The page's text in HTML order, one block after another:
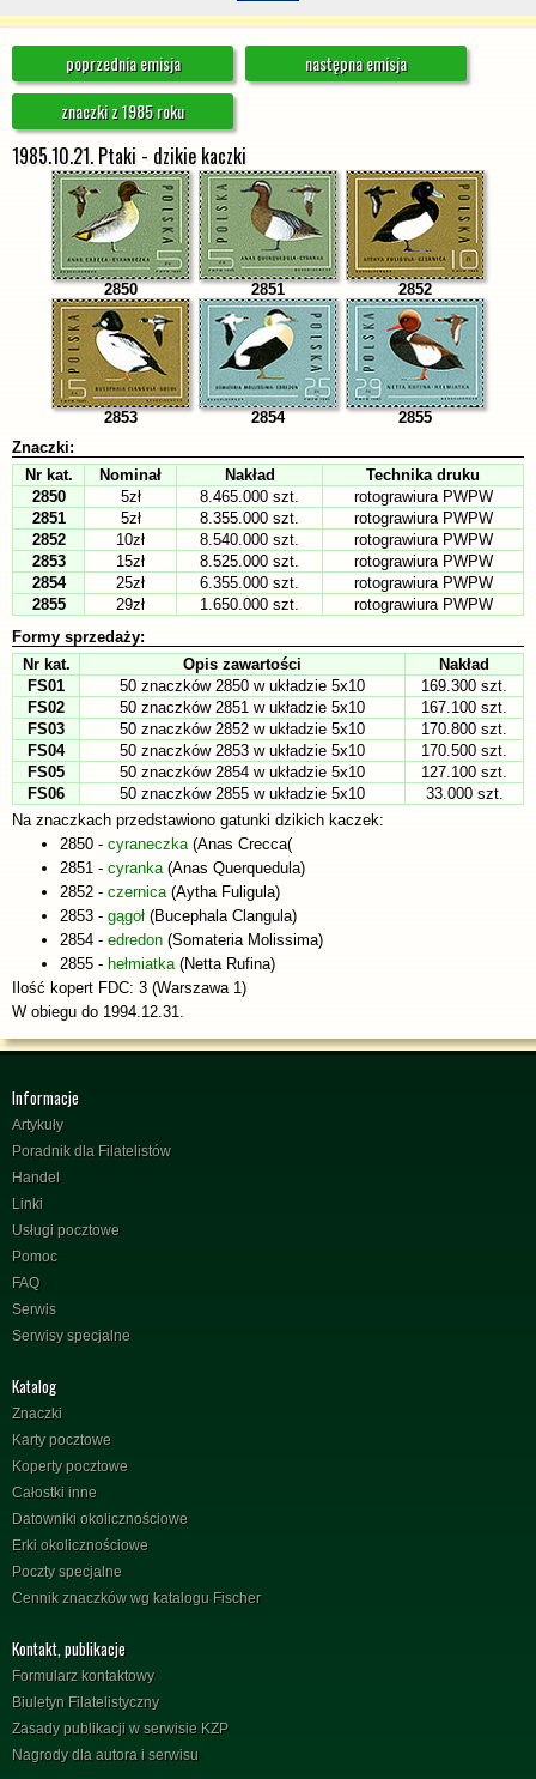
poprzednia emisja
następna emisja
znaczki z 1985 roku
1985.10.21. Ptaki - dzikie kaczki
2850 2851 2852
2853 2854
2855
Znaczki:
Nr kat.
Nominał Nakład
Technika druku
2850
5zł 8.465.000 szt.
rotograwiura PWPW
2851
5zł 8.355.000 szt.
rotograwiura PWPW
2852
10zł 8.540.000 szt.
rotograwiura PWPW
2853
15zł 8.525.000 szt.
rotograwiura PWPW
2854
25zł 6.355.000 szt.
rotograwiura PWPW
2855
29zł 1.650.000 szt.
rotograwiura PWPW
Formy sprzedaży:
Nr kat.
Opis zawartości
Nakład
FS01
50 znaczków 2850 w układzie 5x10
169.300 szt.
FS02
50 znaczków 2851 w układzie 5x10
167.100 szt.
FS03
50 znaczków 2852 w układzie 5x10
170.800 szt.
FS04
50 znaczków 2853 w układzie 5x10
170.500 szt.
FS05
50 znaczków 2854 w układzie 5x10
127.100 szt.
FS06
50 znaczków 2855 w układzie 5x10
33.000 szt.
Na znaczkach przedstawiono gatunki dzikich kaczek:
2850 - cyraneczka (Anas Crecca(
2851 - cyranka (Anas Querquedula)
2852 - czernica (Aytha Fuligula)
2853 - gągoł (Bucephala Clangula)
2854 - edredon (Somateria Molissima)
2855 - hełmiatka (Netta Rufina)
Ilość kopert FDC: 3 (Warszawa 1)
W obiegu do 1994.12.31.
Informacje
Artykuły
Poradnik dla Filatelistów
Handel
Linki
Usługi pocztowe
Pomoc
FAQ
Serwis
Serwisy specjalne
Katalog
Znaczki
Karty pocztowe
Koperty pocztowe
Całostki inne
Datowniki okolicznościowe
Erki okolicznościowe
Poczty specjalne
Cennik znaczków wg katalogu Fischer
Kontakt, publikacje
Formularz kontaktowy
Biuletyn Filatelistyczny
Zasady publikacji w serwisie KZP
Nagrody dla autora i serwisu